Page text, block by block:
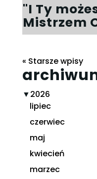
"I Ty
Mistrzem
« Starsze wpisy
▼2026
lipiec
czerwiec
maj
kwiecień
marzec